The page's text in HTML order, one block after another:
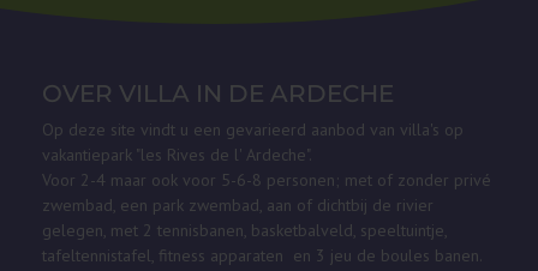
OVER VILLA IN DE ARDECHE
Op deze site vindt u een gevarieerd aanbod van villa's op
vakantiepark "les Rives de l' Ardeche".
Voor 2-4 maar ook voor 5-6-8 personen; met of zonder privé
zwembad, een park zwembad, aan of dichtbij de rivier
gelegen, met 2 tennisbanen, basketbalveld, speeltuintje,
tafeltennistafel, fitness apparaten en 3 jeu de boules banen.